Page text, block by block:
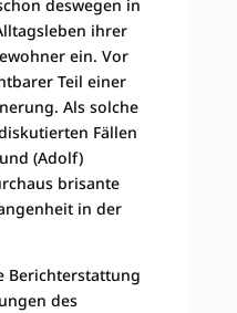
deswegen in
ihrer
ein. Vor
Teil einer
Als solche
Fällen
(Adolf)
brisante
in der
Berichterstattung
des